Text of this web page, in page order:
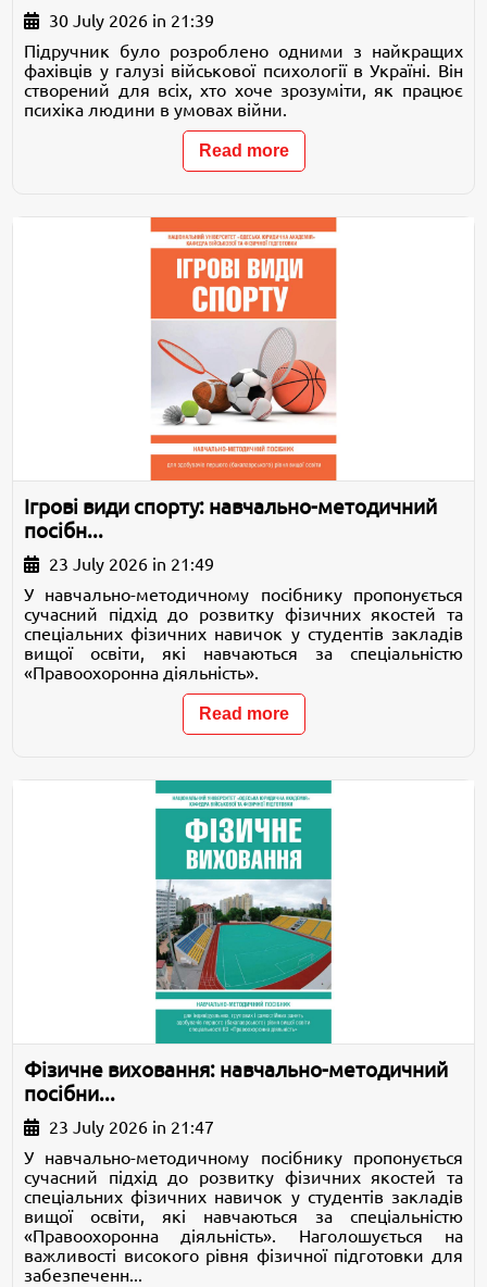
30 July 2026 in 21:39
Підручник було розроблено одними з найкращих
фахівців у галузі військової психології в Україні. Він
створений для всіх, хто хоче зрозуміти, як працює
психіка людини в умовах війни.
Read more
Ігрові види спорту: навчально-методичний
посібн...
23 July 2026 in 21:49
У навчально-методичному посібнику пропонується
сучасний підхід до розвитку фізичних якостей та
спеціальних фізичних навичок у студентів закладів
вищої освіти, які навчаються за спеціальністю
«Правоохоронна діяльність».
Read more
Фізичне виховання: навчально-методичний
посібни...
23 July 2026 in 21:47
У навчально-методичному посібнику пропонується
сучасний підхід до розвитку фізичних якостей та
спеціальних фізичних навичок у студентів закладів
вищої освіти, які навчаються за спеціальністю
«Правоохоронна діяльність». Наголошується на
важливості високого рівня фізичної підготовки для
забезпеченн...